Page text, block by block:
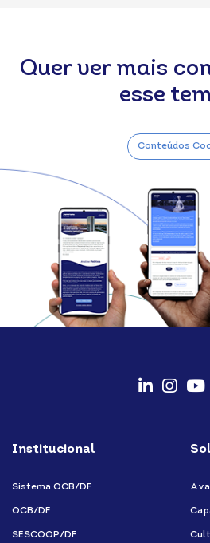
Quer ver mais
esse
Conteúdos
Institucional
Sistema OCB/DF
OCB/DF
SESCOOP/DF